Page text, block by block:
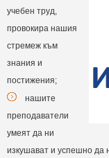
учебен труд,
провокира нашия
стремеж към
знания и
постижения;
нашите
преподаватели
умеят да ни
изкушават и успешно да